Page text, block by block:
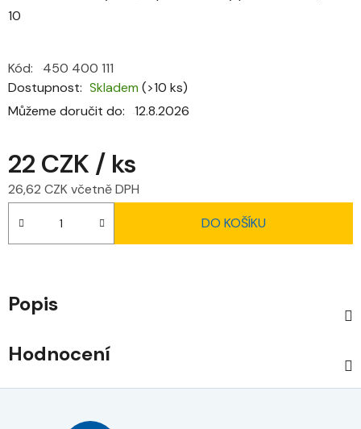
10
Dostupnost Skladem (>10 ks)
Můžeme doručit do:
12.8.2026
Kód: 450 400 111
22 CZK / ks
26,62 CZK včetně DPH
DO KOŠÍKU
Popis
Hodnocení